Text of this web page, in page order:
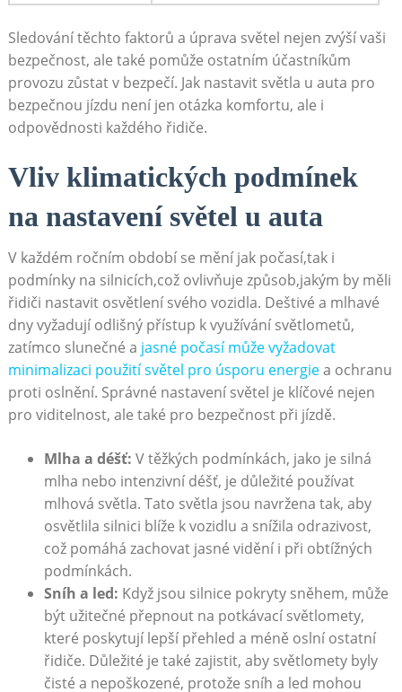
Sledování těchto faktorů a úprava světel nejen zvýší vaši
bezpečnost, ale také pomůže ostatním účastníkům
provozu zůstat v bezpečí. Jak nastavit světla u auta pro
bezpečnou jízdu není jen otázka komfortu, ale i
odpovědnosti každého řidiče.
Vliv klimatických podmínek
na nastavení světel u auta
V každém ročním období se mění jak počasí,tak i
podmínky na silnicích,což ovlivňuje způsob,jakým by měli
řidiči nastavit osvětlení svého vozidla. Deštivé a mlhavé
dny vyžadují odlišný přístup k využívání světlometů,
zatímco slunečné a jasné počasí může vyžadovat
minimalizaci použití světel pro úsporu energiea ochranu
proti oslnění. Správné nastavení světel je klíčové nejen
pro viditelnost, ale také pro bezpečnost při jízdě.
Mlha a déšť: V těžkých podmínkách, jako je silná
mlha nebo intenzivní déšť, je důležité používat
mlhová světla. Tato světla jsou navržena tak, aby
osvětlila silnici blíže k vozidlu a snížila odrazivost,
což pomáhá zachovat jasné vidění i při obtížných
podmínkách.
Sníh a led: Když jsou silnice pokryty sněhem, může
být užitečné přepnout na potkávací světlomety,
které poskytují lepší přehled a méně oslní ostatní
řidiče. Důležité je také zajistit, aby světlomety byly
čisté a nepoškozené, protože sníh a led mohou